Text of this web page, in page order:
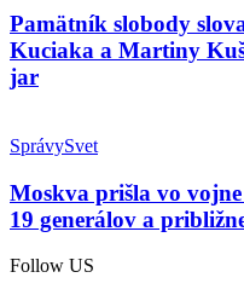
Pamätník slobody
Kuciaka a Martiny
jar
SprávySvet
Moskva prišla vo
19 generálov a
Follow US